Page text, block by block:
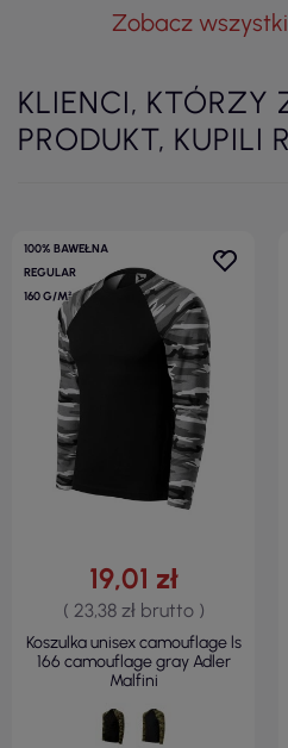
Zobacz
KLIENCI, KTÓRZY
PRODUKT, KUPILI
100% BAWEŁNA
REGULAR
160 G/M²
19,01 zł
( 23,38 zł brutto )
Koszulka unisex camouflage ls
166 camouflage gray Adler
Malfini